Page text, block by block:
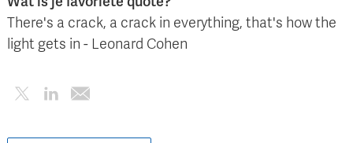
There's a crack, a crack in everything, that's how the
light gets in - Leonard Cohen